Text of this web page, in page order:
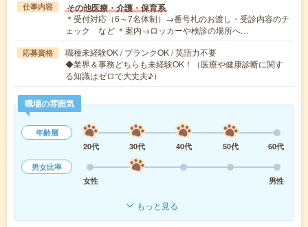
仕事内容 その他医療・介護・保育系
＊受付対応（6～7名体制）→番号札のお渡し・受診内容のチ
ェック など ＊案内→ロッカーや検診の場所へ…
応募資格
職種未経験OK / ブランクOK / 英語力不要
◆業界＆事務どちらも未経験OK！（医療や健康診断に関す
る知識はゼロで大丈夫♪）
職場の雰囲気
年齢層
20代
30代 40代 50代
60代
男女比率
女性
男性
もっと見る